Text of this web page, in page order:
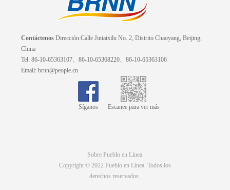
Contáctenos Dirección:Calle Jintaixilu No. 2, Distrito Chaoyang, Beijing,
China
Tel: 86-10-65363107、86-10-65368220、86-10-65363106
Email: brnn@people.cn
Síganos Escanee para ver más
Sobre Pueblo en Línea
Copyright © 2022 Pueblo en Línea. Todos los
derechos reservados.